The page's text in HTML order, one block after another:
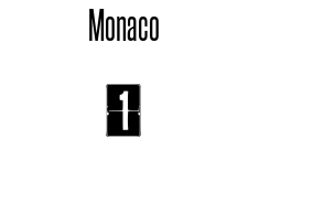
Monaco
1